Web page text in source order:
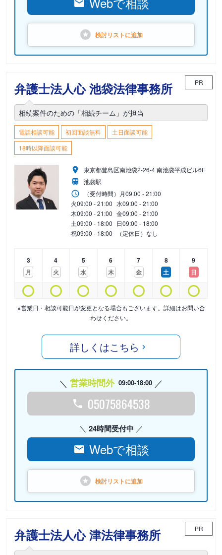
検討リストに追加
弁護士法人心 池袋法律事務所 PR
相続案件のための「相続チーム」が担当
電話相談可能 初回面談無料
土日面談可能
18時以降面談可能
東京都豊島区南池袋2-26-4 南池袋平成ビル6F
池袋駅
（受付時間） 月09:00 - 21:00
火09:00 - 21:00 水09:00 - 21:00
木09:00 - 21:00 金09:00 - 21:00
土09:00 - 18:00 日09:00 - 18:00
祝09:00 - 18:00 （定休日）なし
3
月
4
火
5
水
6
木
7
金
8
土
9
日
※営業日・相談可能日が変更となる場合もございます。詳細はお問い合
わせください。
詳しくはこちら
営業時間外 09:00-18:00
05075864538
24時間受付中
Webで相談
検討リストに追加
弁護士法人心 津法律事務所 PR